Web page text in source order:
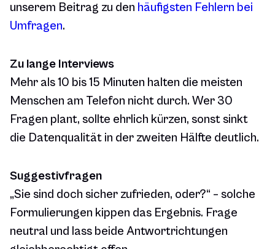
unserem Beitrag zu den häufigsten Fehlern bei
Umfragen.
Zu lange Interviews
Mehr als 10 bis 15 Minuten halten die meisten
Menschen am Telefon nicht durch. Wer 30
Fragen plant, sollte ehrlich kürzen, sonst sinkt
die Datenqualität in der zweiten Hälfte deutlich.
Suggestivfragen
„Sie sind doch sicher zufrieden, oder?“ – solche
Formulierungen kippen das Ergebnis. Frage
neutral und lass beide Antwortrichtungen